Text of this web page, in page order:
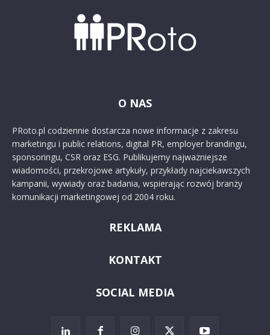
O NAS
PRoto.pl codziennie dostarcza nowe informacje z zakresu
marketingu i public relations, digital PR, employer brandingu,
sponsoringu, CSR oraz ESG. Publikujemy najważniejsze
wiadomości, przekrojowe artykuły, przykłady najciekawszych
kampanii, wywiady oraz badania, wspierając rozwój branży
komunikacji marketingowej od 2004 roku.
REKLAMA
KONTAKT
SOCIAL MEDIA